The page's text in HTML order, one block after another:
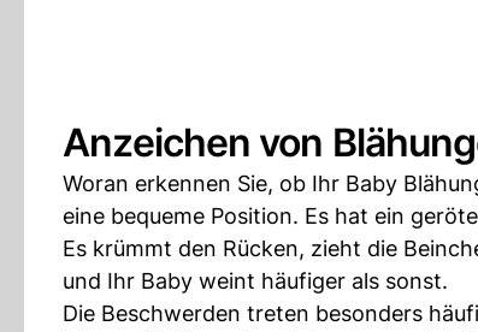
Anzeichen von
Woran erkennen Sie, ob Ihr Baby
eine bequeme Position. Es hat ein
Es krümmt den Rücken, zieht die
und Ihr Baby weint häufiger als sonst.
Die Beschwerden treten besonders